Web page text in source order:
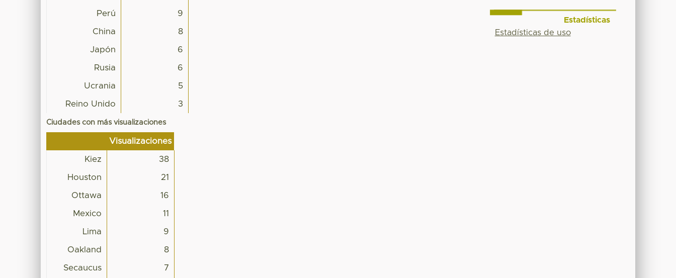
Perú 9
China 8
Japón 6
Rusia 6
Ucrania 5
Reino Unido 3
Ciudades con más visualizaciones
Visualizaciones
Kiez 38
Houston 21
Ottawa 16
Mexico 11
Lima 9
Oakland 8
Secaucus 7
Estadísticas
Estadísticas de uso